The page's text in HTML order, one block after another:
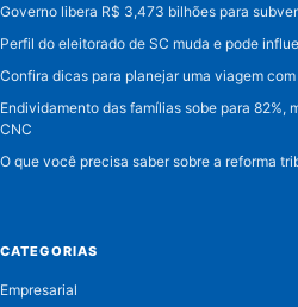
Governo libera R$ 3,473 bilhões para
Perfil do eleitorado de SC muda e pode
Confira dicas para planejar uma viagem
Endividamento das famílias sobe para 82%,
CNC
O que você precisa saber sobre a reforma
CATEGORIAS
Empresarial